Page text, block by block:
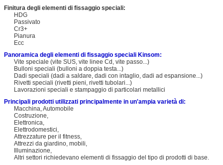
Finitura degli elementi di fissaggio speciali:
HDG
Passivato
Cr3+
Pianura
Ecc
Panoramica degli elementi di fissaggio speciali Kinsom:
Vite speciale (vite SUS, vite linee Cd, vite passo...)
Bulloni speciali (bulloni a doppia testa...)
Dadi speciali (dadi a saldare, dadi con intaglio, dadi ad espansione...)
Rivetti speciali (rivetti pieni, rivetti tubolari...)
Lavorazioni speciali e stampaggio di particolari metallici
Principali prodotti utilizzati principalmente in un'ampia varietà di:
Macchina, Automobile
Costruzione,
Elettronica,
Elettrodomestici,
Attrezzature per il fitness,
Attrezzi da giardino, mobili,
Illuminazione,
Altri settori richiedevano elementi di fissaggio del tipo di prodotti di base.